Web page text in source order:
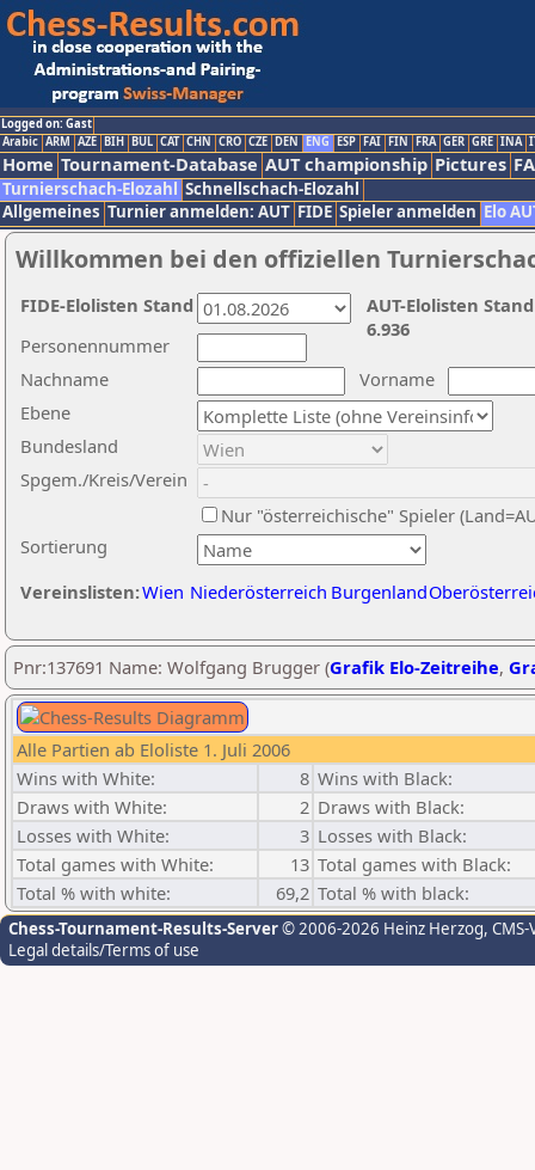
Logged on: Gast
Arabic ARM AZE BIH BUL CAT CHN CRO CZE DEN ENG ESP FAI FIN FRA GER GRE INA
Home Tournament-Database AUT championship Pictures
Turnierschach-Elozahl Schnellschach-Elozahl
Allgemeines Turnier anmelden: AUT FIDE Spieler anmelden Elo
Willkommen bei den offiziellen
Nachname
Vorname
Ebene
Sortierung
Personennummer
Bundesland
Spgem./Kreis/Verein
Nur "österreichische" Spieler
Vereinslisten:Wien Niederösterreich Burgenland
AUT-Elolisten
6.936
FIDE-Elolisten Stand
Pnr:137691 Name: Wolfgang Brugger (Grafik Elo-Zeitreihe,
Alle Partien ab Eloliste 1. Juli 2006
Wins with White:
8 Wins with Black:
Draws with White:
2 Draws with Black:
Losses with White:
3 Losses with Black:
Total games with White:
13 Total games with Black:
Total % with white:
69,2 Total % with black:
Chess-Tournament-Results-Server© 2006-2026 Heinz Herzog,
Legal details/Terms of use